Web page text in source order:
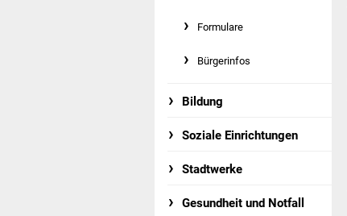
Formulare
Bürgerinfos
Bildung
Soziale Einrichtungen
Stadtwerke
Gesundheit und Notfall